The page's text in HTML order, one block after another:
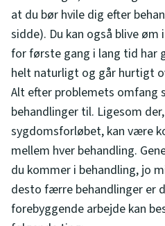
at du bør hvile dig efter
sidde). Du kan også blive øm
for første gang i lang tid har
helt naturligt og går hurtigt
Alt efter problemets omfang
behandlinger til. Ligesom
sygdomsforløbet, kan være
mellem hver behandling.
du kommer i behandling, jo
desto færre behandlinger er
forebyggende arbejde kan